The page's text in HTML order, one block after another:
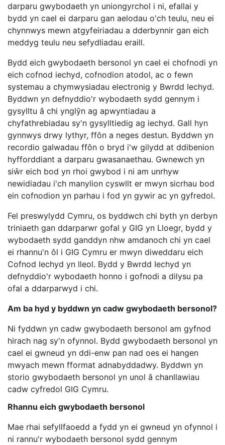
darparu gwybodaeth yn uniongyrchol i ni, efallai y
bydd yn cael ei darparu gan aelodau o'ch teulu, neu ei
chynnwys mewn atgyfeiriadau a dderbynnir gan eich
meddyg teulu neu sefydliadau eraill.
Bydd eich gwybodaeth bersonol yn cael ei chofnodi yn
eich cofnod iechyd, cofnodion atodol, ac o fewn
systemau a chymwysiadau electronig y Bwrdd Iechyd.
Byddwn yn defnyddio'r wybodaeth sydd gennym i
gysylltu â chi ynglŷn ag apwyntiadau a
chyfathrebiadau sy'n gysylltiedig ag iechyd. Gall hyn
gynnwys drwy lythyr, ffôn a neges destun. Byddwn yn
recordio galwadau ffôn o bryd i'w gilydd at ddibenion
hyfforddiant a darparu gwasanaethau. Gwnewch yn
siŵr eich bod yn rhoi gwybod i ni am unrhyw
newidiadau i'ch manylion cyswllt er mwyn sicrhau bod
ein cofnodion yn parhau i fod yn gywir ac yn gyfredol.
Fel preswylydd Cymru, os byddwch chi byth yn derbyn
triniaeth gan ddarparwr gofal y GIG yn Lloegr, bydd y
wybodaeth sydd ganddyn nhw amdanoch chi yn cael
ei rhannu'n ôl i GIG Cymru er mwyn diweddaru eich
Cofnod Iechyd yn lleol. Bydd y Bwrdd Iechyd yn
defnyddio'r wybodaeth honno i gofnodi a dilysu pa
ofal a ddarparwyd i chi.
Am ba hyd y byddwn yn cadw gwybodaeth bersonol?
Ni fyddwn yn cadw gwybodaeth bersonol am gyfnod
hirach nag sy'n ofynnol. Bydd gwybodaeth bersonol yn
cael ei gwneud yn ddi-enw pan nad oes ei hangen
mwyach mewn fformat adnabyddadwy. Byddwn yn
storio gwybodaeth bersonol yn unol â chanllawiau
cadw cyfredol GIG Cymru.
Rhannu eich gwybodaeth bersonol
Mae rhai sefyllfaoedd a fydd yn ei gwneud yn ofynnol i
ni rannu'r wybodaeth bersonol sydd gennym